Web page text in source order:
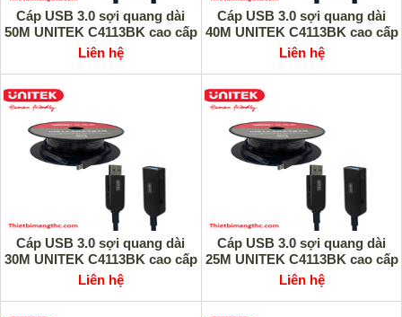
Cáp USB 3.0 sợi quang dài
50M UNITEK C4113BK cao cấp
Liên hệ
Cáp USB 3.0 sợi quang dài
40M UNITEK C4113BK cao cấp
Liên hệ
Cáp USB 3.0 sợi quang dài
30M UNITEK C4113BK cao cấp
Liên hệ
Cáp USB 3.0 sợi quang dài
25M UNITEK C4113BK cao cấp
Liên hệ